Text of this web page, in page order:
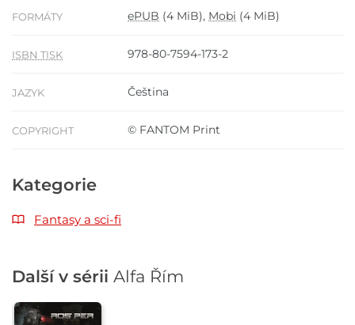
FORMÁTY ePUB (4 MiB), Mobi (4 MiB)
ISBN TISK 978-80-7594-173-2
JAZYK Čeština
COPYRIGHT © FANTOM Print
Kategorie
Fantasy a sci-fi
Další v sérii Alfa Řím